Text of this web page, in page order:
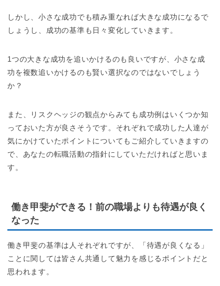
しかし、小さな成功でも積み重なれば大きな成功になるで
しょうし、成功の基準も日々変化していきます。
1つの大きな成功を追いかけるのも良いですが、小さな成
功を複数追いかけるのも賢い選択なのではないでしょう
か？
また、リスクヘッジの観点からみても成功例はいくつか知
っておいた方が良さそうです。それぞれで成功した人達が
気にかけていたポイントについてもご紹介していきますの
で、あなたの転職活動の指針にしていただければと思いま
す。
働き甲斐ができる！前の職場よりも待遇が良く
なった
働き甲斐の基準は人それぞれですが、「待遇が良くなる」
ことに関しては皆さん共通して魅力を感じるポイントだと
思われます。